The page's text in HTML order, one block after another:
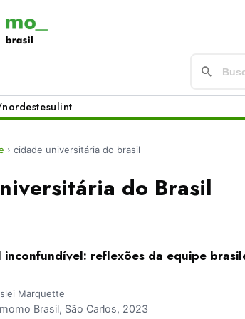
sulint
› cidade universitária do brasil
do Brasil
inconfundível: reflexões da equipe
Marquette
Brasil, São Carlos, 2023